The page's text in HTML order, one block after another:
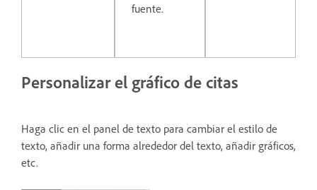
fuente.
Personalizar el gráfico de citas
Haga clic en el panel de texto para cambiar el estilo de
texto, añadir una forma alrededor del texto, añadir gráficos,
etc.